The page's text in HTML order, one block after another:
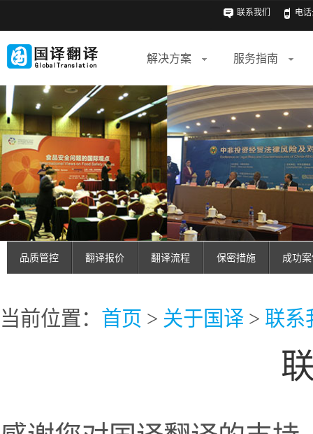
联系我们 电话
解决方案 服务指南
品质管控 翻译报价 翻译流程 保密措施 成功
当前位置： 首页 > 关于国译 > 联系